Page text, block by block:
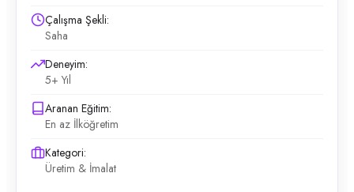
Çalışma Şekli:
Saha
Deneyim:
5+ Yıl
Aranan Eğitim:
En az İlköğretim
Kategori:
Üretim & İmalat